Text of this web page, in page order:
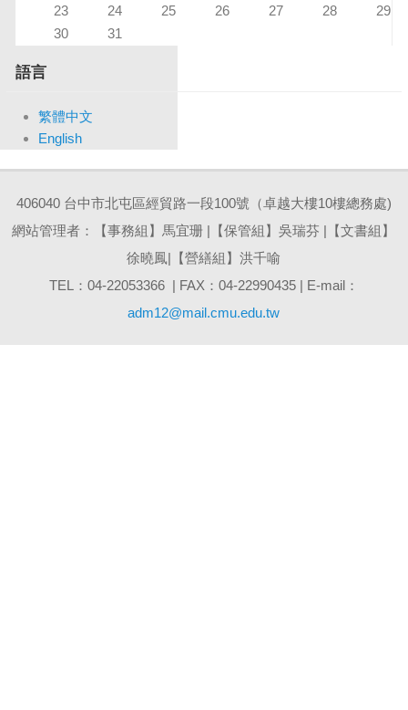
23
24 25 26 27 28
29
30
31
語言
繁體中文
English
406040 台中市北屯區經貿路一段100號（卓越大樓10樓總務處)
網站管理者：【事務組】馬宜珊 |【保管組】吳瑞芬 |【文書組】
徐曉鳳|【營繕組】洪千喻
TEL：04-22053366 | FAX：04-22990435 | E-mail：
adm12@mail.cmu.edu.tw